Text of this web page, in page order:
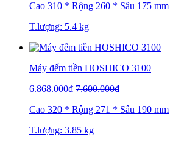
Cao 310 * Rộng 260 * Sâu 175 mm
T.lượng: 5.4 kg
Máy đếm tiền HOSHICO 3100
6.868.000₫ 7.600.000₫
Cao 320 * Rộng 271 * Sâu 190 mm
T.lượng: 3.85 kg